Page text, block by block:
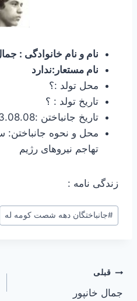
نام و نام خانوادگی :
نام مستعار:ندارد
محل تولد :؟
تاریخ تولد : ؟
تاریخ جانباختن :1363.08.08
محل و نحوه جانباختن:
تهاجم نیروهای رژیم
زندگی نامه :
#جانباختگان دهه شصت کومه له
راهبری
قبلی
جمال خانپور